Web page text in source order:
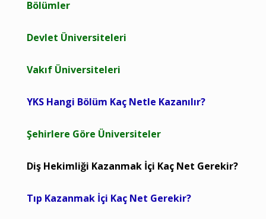
Bölümler
Devlet Üniversiteleri
Vakıf Üniversiteleri
YKS Hangi Bölüm Kaç Netle Kazanılır?
Şehirlere Göre Üniversiteler
Diş Hekimliği Kazanmak İçi Kaç Net Gerekir?
Tıp Kazanmak İçi Kaç Net Gerekir?